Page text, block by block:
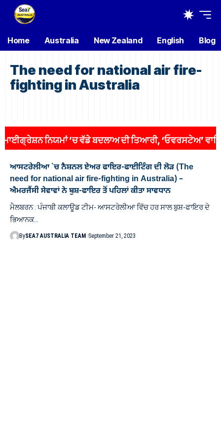
Home Australia New Zealand English Blog
The need for national air fire-
fighting in Australia
ਨਿਯਮਾਂ ’ਚ ਵੱਡੇ ਬਦਲਾਅ ਦੀ ਤਿਆਰੀ, ‘ਓਵਰਸਟੇਅ’ ਵਾਲਿਆਂ
ਆਸਟਰੇਲੀਆ `ਚ ਨੈਸ਼ਨਲ ਏਅਰ ਫਾਇਰ-ਫਾਈਟਿੰਗ ਦੀ ਲੋੜ (The
need for national air fire-fighting in Australia) –
ਐਮਰਜੈਂਸੀ ਸੇਵਾਵਾਂ ਨੇ ਬੁਸ਼-ਫਾਇਰ ਤੋਂ ਪਹਿਲਾਂ ਕੀਤਾ ਸਾਵਧਾਨ
ਮੈਲਬਰਨ : ਪੰਜਾਬੀ ਕਲਾਊਡ ਟੀਮ- ਆਸਟਰੇਲੀਆ ਵਿੱਚ ਹਰ ਸਾਲ ਬੁਸ਼-ਫਾਇਰ ਦੇ
ਭਿਆਨਕ…
BySEA7 AUSTRALIA TEAM September 21, 2023